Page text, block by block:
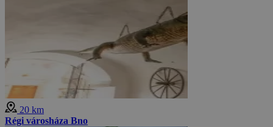
20 km
Régi városháza Bno